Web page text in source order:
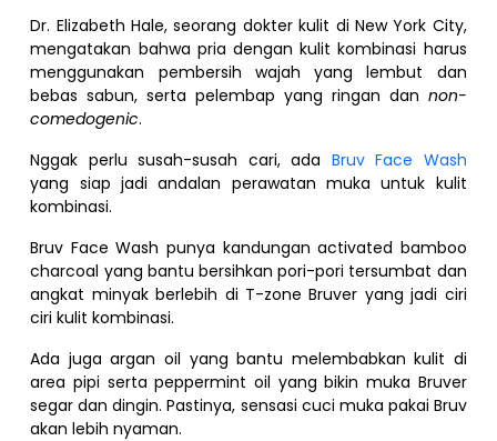
Dr. Elizabeth Hale, seorang dokter kulit di New York City,
mengatakan bahwa pria dengan kulit kombinasi harus
menggunakan pembersih wajah yang lembut dan
bebas sabun, serta pelembap yang ringan dan non-
comedogenic.
Nggak perlu susah-susah cari, ada Bruv Face Wash
yang siap jadi andalan perawatan muka untuk kulit
kombinasi.
Bruv Face Wash punya kandungan activated bamboo
charcoal yang bantu bersihkan pori-pori tersumbat dan
angkat minyak berlebih di T-zone Bruver yang jadi ciri
ciri kulit kombinasi.
Ada juga argan oil yang bantu melembabkan kulit di
area pipi serta peppermint oil yang bikin muka Bruver
segar dan dingin. Pastinya, sensasi cuci muka pakai Bruv
akan lebih nyaman.